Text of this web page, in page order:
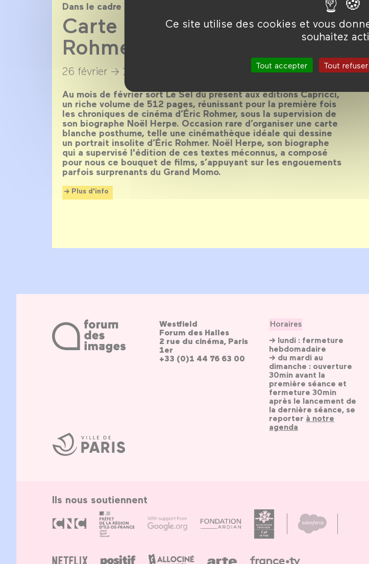
Ce site utilise des cookies et vous
souhaitez
Tout accepter Tout refuser
Dans le cadre de
Carte blanche à Éric
Rohmer
26 février → 1 mars 2020
Au mois de février sort Le Sel du présent aux éditions Capricci,
un riche volume de 512 pages, réunissant pour la première fois
les chroniques de cinéma d’Éric Rohmer, sous la supervision de
son biographe Noël Herpe. Occasion rare d’organiser une carte
blanche posthume, telle une cinémathèque idéale qui dessine
un portrait insolite d’Éric Rohmer. Noël Herpe, son biographe
qui a supervisé l'édition de ces textes méconnus, a composé
pour nous ce bouquet de films, s’appuyant sur les engouements
parfois surprenants du Grand Momo.
Plus d'info
Ville
de
Paris
Westfield
Forum des Halles
2 rue du cinéma, Paris
1er
+33 (0)1 44 76 63 00
Horaires
→ lundi : fermeture
hebdomadaire
→ du mardi au
dimanche : ouverture
30min avant la
première séance et
fermeture 30min
après le lancement de
la dernière séance, se
reporter à notre
agenda
Ils nous soutiennent